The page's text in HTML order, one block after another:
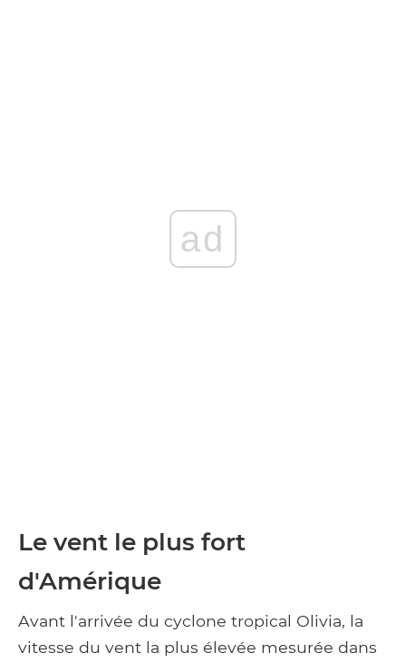
ad
Le vent le plus fort
d'Amérique
Avant l'arrivée du cyclone tropical Olivia, la
vitesse du vent la plus élevée mesurée dans